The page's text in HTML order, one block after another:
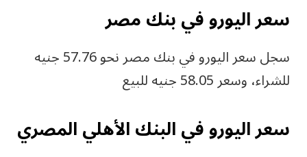
سعر اليورو في بنك مصر
سجل سعر اليورو في بنك مصر نحو 57.76 جنيه
للشراء، وسعر 58.05 جنيه للبيع
سعر اليورو في البنك الأهلي المصري